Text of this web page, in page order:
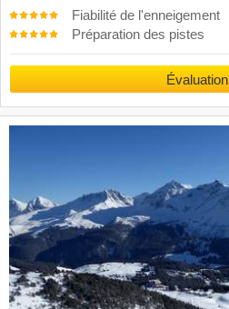
Fiabilité de l'enneigement
Préparation des pistes
Évaluation